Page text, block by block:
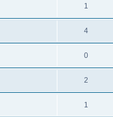
1
4
0
2
1